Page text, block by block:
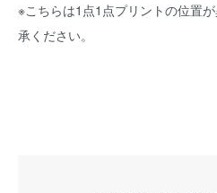
※こちらは1点1点プリントの位置
承ください。